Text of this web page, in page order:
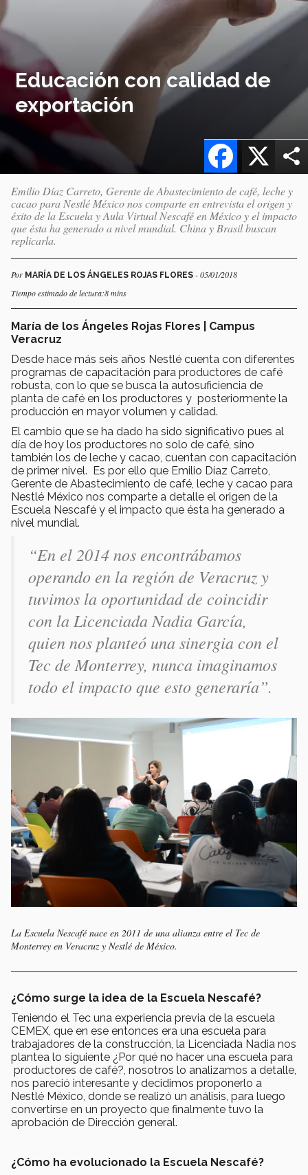
Educación con calidad de
exportación
X
Facebook
Emilio Díaz Carreto, Gerente de Abastecimiento de café, leche y
cacao para Nestlé México nos comparte en entrevista el origen y
éxito de la Escuela y Aula Virtual Nescafé en México y el impacto
que ésta ha generado a nivel mundial. China y Brasil buscan
replicarla.
Por MARÍA DE LOS ÁNGELES ROJAS FLORES - 05/01/2018
Tiempo estimado de lectura:8 mins
María de los Ángeles Rojas Flores | Campus
Veracruz
Desde hace más seis años Nestlé cuenta con diferentes
programas de capacitación para productores de café
robusta, con lo que se busca la autosuficiencia de
planta de café en los productores y posteriormente la
producción en mayor volumen y calidad.
El cambio que se ha dado ha sido significativo pues al
día de hoy los productores no solo de café, sino
también los de leche y cacao, cuentan con capacitación
de primer nivel. Es por ello que Emilio Díaz Carreto,
Gerente de Abastecimiento de café, leche y cacao para
Nestlé México nos comparte a detalle el origen de la
Escuela Nescafé y el impacto que ésta ha generado a
nivel mundial.
“En el 2014 nos encontrábamos
operando en la región de Veracruz y
tuvimos la oportunidad de coincidir
con la Licenciada Nadia García,
quien nos planteó una sinergia con el
Tec de Monterrey, nunca imaginamos
todo el impacto que esto generaría”.
La Escuela Nescafé nace en 2011 de una alianza entre el Tec de
Monterrey en Veracruz y Nestlé de México.
¿Cómo surge la idea de la Escuela Nescafé?
Teniendo el Tec una experiencia previa de la escuela
CEMEX, que en ese entonces era una escuela para
trabajadores de la construcción, la Licenciada Nadia nos
plantea lo siguiente ¿Por qué no hacer una escuela para
productores de café?, nosotros lo analizamos a detalle,
nos pareció interesante y decidimos proponerlo a
Nestlé México, donde se realizó un análisis, para luego
convertirse en un proyecto que finalmente tuvo la
aprobación de Dirección general.
¿Cómo ha evolucionado la Escuela Nescafé?